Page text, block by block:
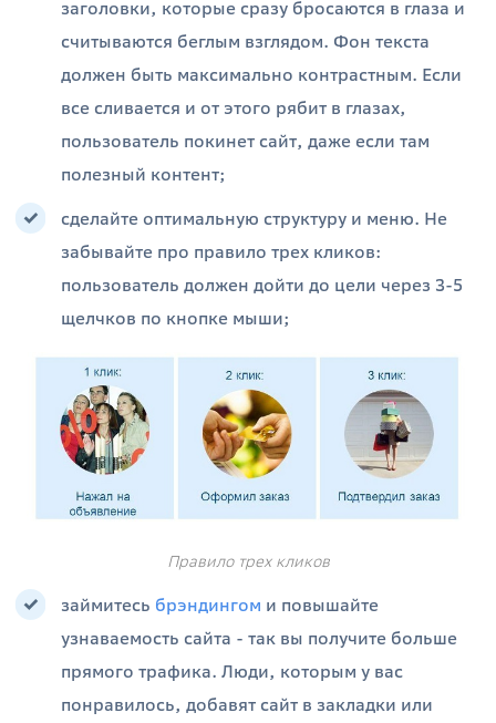
заголовки, которые сразу бросаются в глаза и
считываются беглым взглядом. Фон текста
должен быть максимально контрастным. Если
все сливается и от этого рябит в глазах,
пользователь покинет сайт, даже если там
полезный контент;
сделайте оптимальную структуру и меню. Не
забывайте про правило трех кликов:
пользователь должен дойти до цели через 3-5
щелчков по кнопке мыши;
Правило трех кликов
займитесь брэндингом и повышайте
узнаваемость сайта - так вы получите больше
прямого трафика. Люди, которым у вас
понравилось, добавят сайт в закладки или